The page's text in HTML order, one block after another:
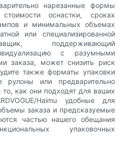
нарезанные формы
оснастки, сроках
и минимальных объемах
или специализированной
поддерживающий
с разумными
заказа, может снизить риск
также форматы упаковки
или предварительно
как они подходят для ваших
Haimu удобные для
заказа и предсказуемые
частью нашего обещания
упаковочных